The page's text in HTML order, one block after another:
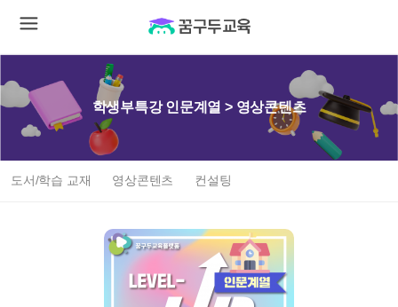
학생부특강 인문계열 > 영상콘텐츠
도서/학습 교재 영상콘텐츠 컨설팅